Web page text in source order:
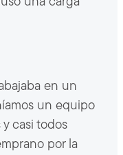
en un
un equipo
casi todos
por la